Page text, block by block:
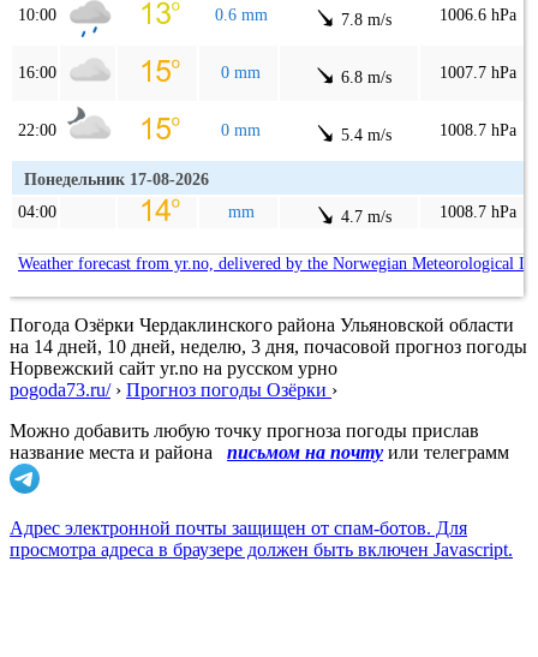
10:00 0.6 mm 7.8 m/s 1006.6 hPa
16:00 0 mm 6.8 m/s 1007.7 hPa
22:00 0 mm 5.4 m/s 1008.7 hPa
Понедельник 17-08-2026
04:00
mm 4.7 m/s 1008.7 hPa
Weather forecast from yr.no, delivered by the Norwegian Meteorological
Погода Озёрки Чердаклинского района Ульяновской области
на 14 дней, 10 дней, неделю, 3 дня, почасовой прогноз погоды
Норвежский сайт yr.no на русском урно
pogoda73.ru/› Прогноз погоды Озёрки ›
Можно добавить любую точку прогноза погоды прислав
название места и района
письмом на почту или телеграмм
Адрес электронной почты защищен от спам-ботов. Для
просмотра адреса в браузере должен быть включен Javascript.